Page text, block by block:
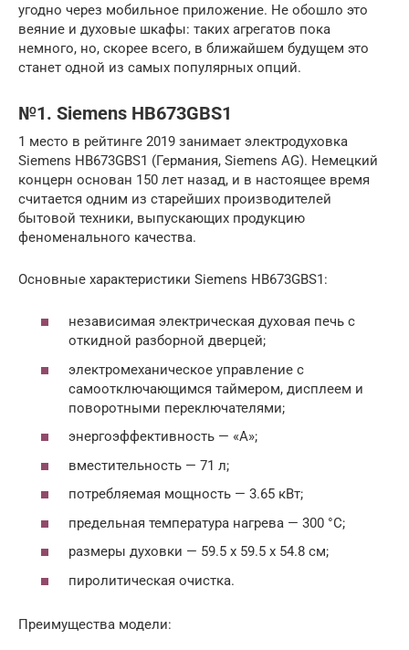
угодно через мобильное приложение. Не обошло это
веяние и духовые шкафы: таких агрегатов пока
немного, но, скорее всего, в ближайшем будущем это
станет одной из самых популярных опций.
№1. Siemens HB673GBS1
1 место в рейтинге 2019 занимает электродуховка
Siemens HB673GBS1 (Германия, Siemens AG). Немецкий
концерн основан 150 лет назад, и в настоящее время
считается одним из старейших производителей
бытовой техники, выпускающих продукцию
феноменального качества.
Основные характеристики Siemens HB673GBS1:
независимая электрическая духовая печь с
откидной разборной дверцей;
электромеханическое управление с
самоотключающимся таймером, дисплеем и
поворотными переключателями;
энергоэффективность — «А»;
вместительность — 71 л;
потребляемая мощность — 3.65 кВт;
предельная температура нагрева — 300 °C;
размеры духовки — 59.5 х 59.5 x 54.8 см;
пиролитическая очистка.
Преимущества модели: